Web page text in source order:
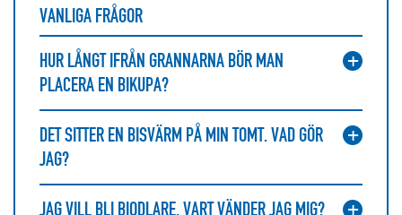
VANLIGA FRÅGOR
HUR LÅNGT IFRÅN GRANNARNA BÖR MAN
PLACERA EN BIKUPA?
DET SITTER EN BISVÄRM PÅ MIN TOMT. VAD GÖR
JAG?
JAG VILL BLI BIODLARE, VART VÄNDER JAG MIG?